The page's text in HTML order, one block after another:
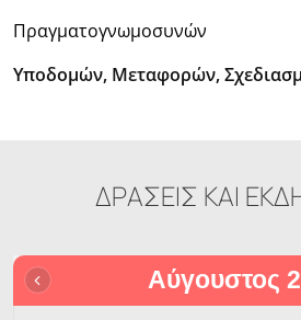
Πραγματογνωμοσυνών
Υποδομών, Μεταφορών,
ΔΡΑΣΕΙΣ ΚΑΙ
Αύγουστος